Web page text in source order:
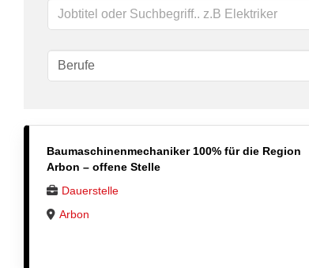
Baumaschinenmechaniker 100% für die Region
Arbon – offene Stelle
Dauerstelle
Arbon